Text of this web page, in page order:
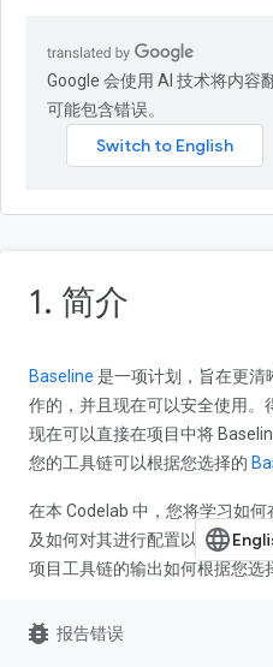
Google 会使用 AI 技术将内容
可能包含错误。
1. 简介
Baseline 是一项计划，旨在更清
作的，并且现在可以安全使用。
现在可以直接在项目中将
您的工具链可以根据您选择的
在本 Codelab 中，您将学习如
及如何对其进行配置以选择特定
项目工具链的输出如何根据您选
bug_report 报告错误